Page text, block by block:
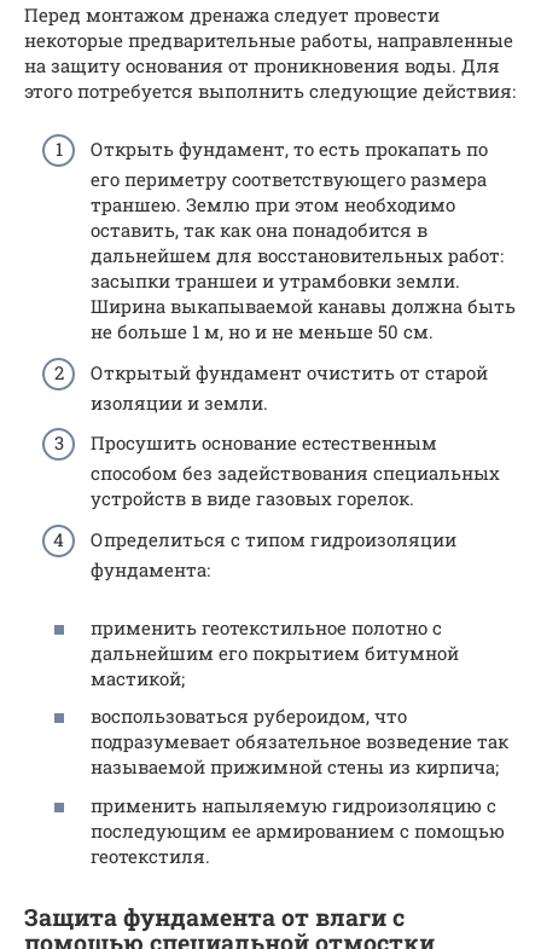
Перед монтажом дренажа следует провести
некоторые предварительные работы, направленные
на защиту основания от проникновения воды. Для
этого потребуется выполнить следующие действия:
Открыть фундамент, то есть прокапать по
его периметру соответствующего размера
траншею. Землю при этом необходимо
оставить, так как она понадобится в
дальнейшем для восстановительных работ:
засыпки траншеи и утрамбовки земли.
Ширина выкапываемой канавы должна быть
не больше 1 м, но и не меньше 50 см.
Открытый фундамент очистить от старой
изоляции и земли.
Просушить основание естественным
способом без задействования специальных
устройств в виде газовых горелок.
Определиться с типом гидроизоляции
фундамента:
применить геотекстильное полотно с
дальнейшим его покрытием битумной
мастикой;
воспользоваться рубероидом, что
подразумевает обязательное возведение так
называемой прижимной стены из кирпича;
применить напыляемую гидроизоляцию с
последующим ее армированием с помощью
геотекстиля.
Защита фундамента от влаги с
помощью специальной отмостки